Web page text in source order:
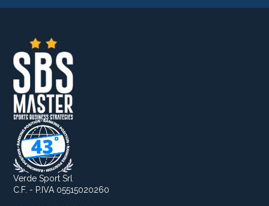
Verde Sport Srl
C.F. - P.IVA 05515020260